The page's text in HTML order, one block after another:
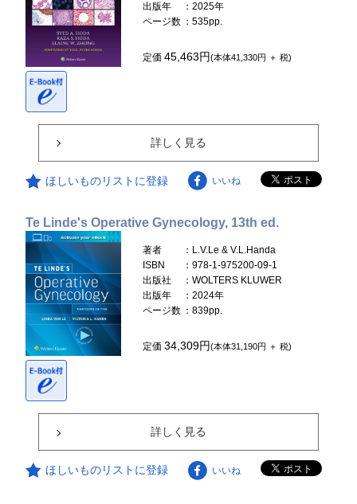
出版年
：2025年
ページ数 ：535pp.
定価45,463円(本体41,330円 ＋ 税)
詳しく見る
ほしいものリストに登録 いいね
Te Linde's Operative Gynecology, 13th ed.
著者
：L.V.Le & V.L.Handa
ISBN
：978-1-975200-09-1
出版社
：WOLTERS KLUWER
出版年
：2024年
ページ数 ：839pp.
定価34,309円(本体31,190円 ＋ 税)
詳しく見る
ほしいものリストに登録 いいね